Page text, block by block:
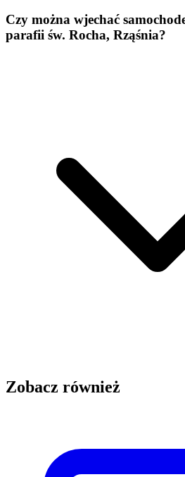
Czy można wjechać
parafii św. Rocha, Rząśnia?
Zobacz również